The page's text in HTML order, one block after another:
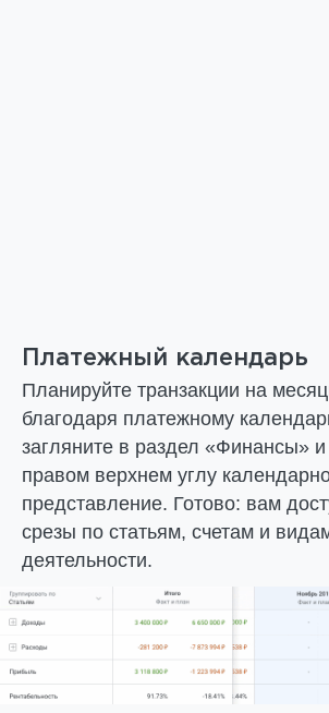
Платежный календарь
Планируйте транзакции на
благодаря платежному
загляните в раздел «Финансы»
правом верхнем углу
представление. Готово: вам
срезы по статьям, счетам и
деятельности.